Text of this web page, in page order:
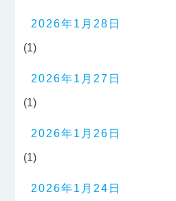
2026年1月28日
(1)
2026年1月27日
(1)
2026年1月26日
(1)
2026年1月24日